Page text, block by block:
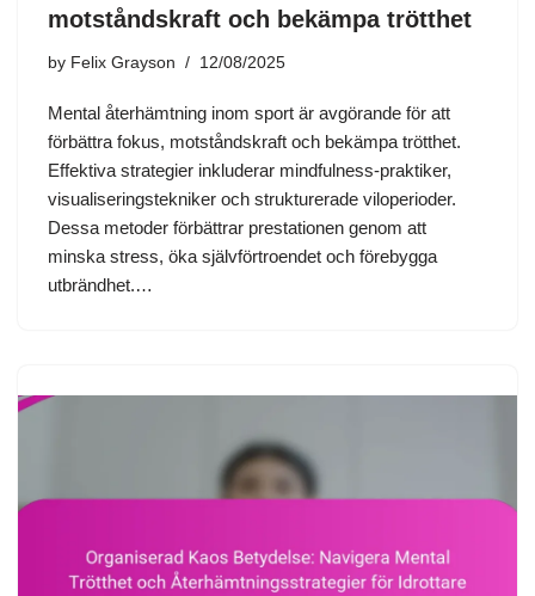
motståndskraft och bekämpa trötthet
by Felix Grayson 12/08/2025
Mental återhämtning inom sport är avgörande för att
förbättra fokus, motståndskraft och bekämpa trötthet.
Effektiva strategier inkluderar mindfulness-praktiker,
visualiseringstekniker och strukturerade viloperioder.
Dessa metoder förbättrar prestationen genom att
minska stress, öka självförtroendet och förebygga
utbrändhet.…